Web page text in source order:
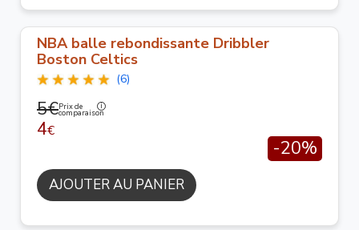
NBA balle rebondissante Dribbler
Boston Celtics
(6)
5€Prix de
comparaison
4€
-20%
AJOUTER AU PANIER